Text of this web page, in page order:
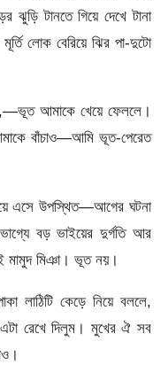
ঝুড়ি টানতে গিয়ে দেখে টানা
লোক বেরিয়ে ঝির পা-দুটো
আমাকে খেয়ে ফেললে।
বাঁচাও—আমি ভূত-পেরেত
এসে উপস্থিত—আগের ঘটনা
বড় ভাইয়ের দুর্গতি আর
মামুদ মিঞা। ভূত নয়।
লাঠিটি কেড়ে নিয়ে বললে,
রেখে দিলুম। মুখের ঐ সব